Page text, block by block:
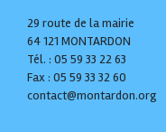
29 route de la mairie
64 121 MONTARDON
Tél. : 05 59 33 22 63
Fax : 05 59 33 32 60
contact@montardon.org